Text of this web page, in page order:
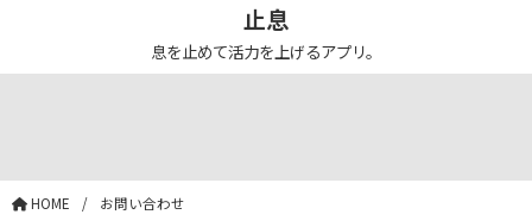
止息
息を止めて活力を上げるアプリ。
HOME お問い合わせ